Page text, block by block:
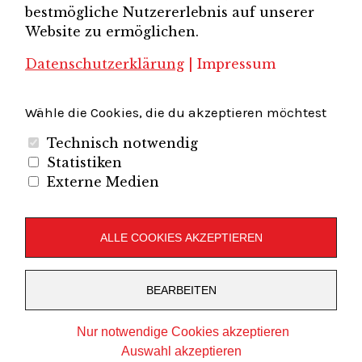
Unternehmerverband Sachsen e.V. Unternehmervereinigung Uckermark
Unternehmervereinigung Uckermark e.V.
Wirtschaftshof Spandau e.V. Volkswirtschaftlicher Dialog
Unternehmerverband Brandenburg-Berlin e.V.
Folgen Sie uns auf
LinkedInInstagram
Slideshare
Youtube
Stolz präsentiert vonWordPress
Theme: Zuki von
Elmastudio
veredelt vonVCAT
bestmögliche Nutzererlebnis auf unserer
Website zu ermöglichen.
Datenschutzerklärung
Impressum
Wähle die Cookies, die du akzeptieren möchtest
Technisch notwendig
Statistiken
Externe Medien
ALLE COOKIES AKZEPTIEREN
BEARBEITEN
Nur notwendige Cookies akzeptieren
Auswahl akzeptieren